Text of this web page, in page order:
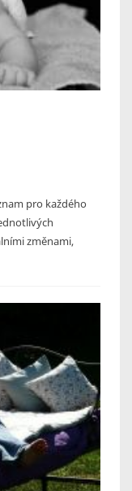
pro každého
změnami,